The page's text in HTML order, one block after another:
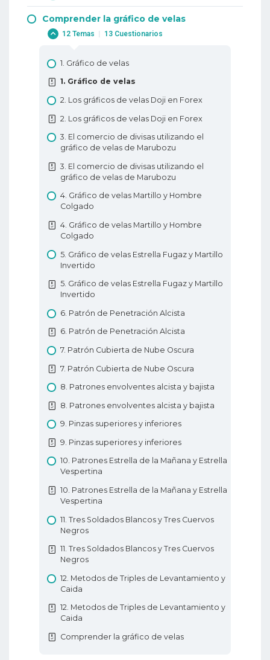
1. Por qué operar con Forex?
2. Cuándo negociar con divisas?
2. Cuándo negociar con divisas?
3. Terminología comercial o a dónde me
dirijo?
4. Cómo negociar con apalancamiento?
5. Qué es PIP?
5. Qué es PIP?
6. Cómo colocar una operación en Forex?
7. Tipos de pedidos de Forex
7. Tipos de pedidos de Forex
12. Líneas de tendencia
Educación Básica de Forex
Comprender la gráfico de velas
12 Temas 13 Cuestionarios
1. Gráfico de velas
1. Gráfico de velas
2. Los gráficos de velas Doji en Forex
2. Los gráficos de velas Doji en Forex
3. El comercio de divisas utilizando el
gráfico de velas de Marubozu
3. El comercio de divisas utilizando el
gráfico de velas de Marubozu
4. Gráfico de velas Martillo y Hombre
Colgado
4. Gráfico de velas Martillo y Hombre
Colgado
5. Gráfico de velas Estrella Fugaz y Martillo
Invertido
5. Gráfico de velas Estrella Fugaz y Martillo
Invertido
6. Patrón de Penetración Alcista
6. Patrón de Penetración Alcista
7. Patrón Cubierta de Nube Oscura
7. Patrón Cubierta de Nube Oscura
8. Patrones envolventes alcista y bajista
8. Patrones envolventes alcista y bajista
9. Pinzas superiores y inferiores
9. Pinzas superiores y inferiores
10. Patrones Estrella de la Mañana y Estrella
Vespertina
10. Patrones Estrella de la Mañana y Estrella
Vespertina
11. Tres Soldados Blancos y Tres Cuervos
Negros
11. Tres Soldados Blancos y Tres Cuervos
Negros
12. Metodos de Triples de Levantamiento y
Caida
12. Metodos de Triples de Levantamiento y
Caida
Comprender la gráfico de velas